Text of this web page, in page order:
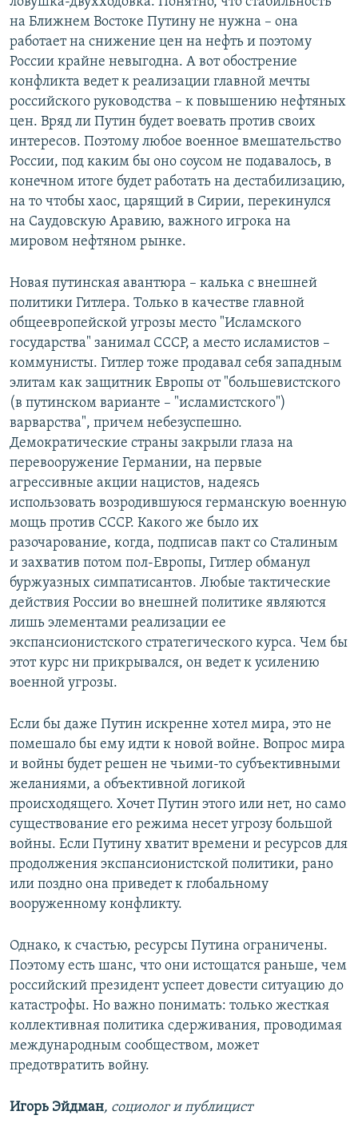
на Ближнем Востоке Путину не нужна – она
работает на снижение цен на нефть и поэтому
России крайне невыгодна. А вот обострение
конфликта ведет к реализации главной мечты
российского руководства – к повышению нефтяных
цен. Вряд ли Путин будет воевать против своих
интересов. Поэтому любое военное вмешательство
России, под каким бы оно соусом не подавалось, в
конечном итоге будет работать на дестабилизацию,
на то чтобы хаос, царящий в Сирии, перекинулся
на Саудовскую Аравию, важного игрока на
мировом нефтяном рынке.
Новая путинская авантюра – калька с внешней
политики Гитлера. Только в качестве главной
общеевропейской угрозы место "Исламского
государства" занимал СССР, а место исламистов –
коммунисты. Гитлер тоже продавал себя западным
элитам как защитник Европы от "большевистского
(в путинском варианте – "исламистского")
варварства", причем небезуспешно.
Демократические страны закрыли глаза на
перевооружение Германии, на первые
агрессивные акции нацистов, надеясь
использовать возродившуюся германскую военную
мощь против СССР. Какого же было их
разочарование, когда, подписав пакт со Сталиным
и захватив потом пол-Европы, Гитлер обманул
буржуазных симпатисантов. Любые тактические
действия России во внешней политике являются
лишь элементами реализации ее
экспансионистского стратегического курса. Чем бы
этот курс ни прикрывался, он ведет к усилению
военной угрозы.
Если бы даже Путин искренне хотел мира, это не
помешало бы ему идти к новой войне. Вопрос мира
и войны будет решен не чьими-то субъективными
желаниями, а объективной логикой
происходящего. Хочет Путин этого или нет, но само
существование его режима несет угрозу большой
войны. Если Путину хватит времени и ресурсов для
продолжения экспансионистской политики, рано
или поздно она приведет к глобальному
вооруженному конфликту.
Однако, к счастью, ресурсы Путина ограничены.
Поэтому есть шанс, что они истощатся раньше, чем
российский президент успеет довести ситуацию до
катастрофы. Но важно понимать: только жесткая
коллективная политика сдерживания, проводимая
международным сообществом, может
предотвратить войну.
Игорь Эйдман, социолог и публицист